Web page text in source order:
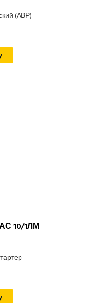
(АВР)
10/1ЛМ